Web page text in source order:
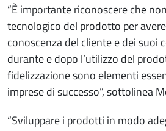
“È importante riconoscere che
tecnologico del prodotto per
conoscenza del cliente e dei suoi
durante e dopo l’utilizzo del
fidelizzazione sono elementi
imprese di successo”, sottolinea
“Sviluppare i prodotti in modo